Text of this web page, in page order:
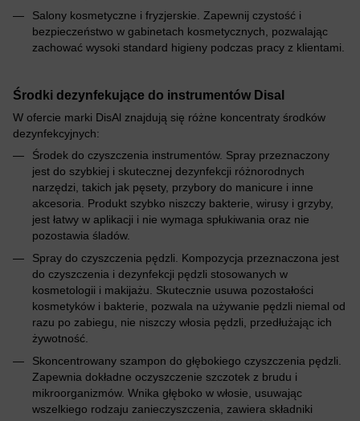
Salony kosmetyczne i fryzjerskie. Zapewnij czystość i
bezpieczeństwo w gabinetach kosmetycznych, pozwalając
zachować wysoki standard higieny podczas pracy z klientami.
Środki dezynfekujące do instrumentów Disal
W ofercie marki DisAl znajdują się różne koncentraty środków
dezynfekcyjnych:
Środek do czyszczenia instrumentów. Spray przeznaczony
jest do szybkiej i skutecznej dezynfekcji różnorodnych
narzędzi, takich jak pęsety, przybory do manicure i inne
akcesoria. Produkt szybko niszczy bakterie, wirusy i grzyby,
jest łatwy w aplikacji i nie wymaga spłukiwania oraz nie
pozostawia śladów.
Spray do czyszczenia pędzli. Kompozycja przeznaczona jest
do czyszczenia i dezynfekcji pędzli stosowanych w
kosmetologii i makijażu. Skutecznie usuwa pozostałości
kosmetyków i bakterie, pozwala na używanie pędzli niemal od
razu po zabiegu, nie niszczy włosia pędzli, przedłużając ich
żywotność.
Skoncentrowany szampon do głębokiego czyszczenia pędzli.
Zapewnia dokładne oczyszczenie szczotek z brudu i
mikroorganizmów. Wnika głęboko w włosie, usuwając
wszelkiego rodzaju zanieczyszczenia, zawiera składniki